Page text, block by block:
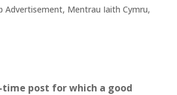
Advertisement, Mentrau Iaith Cymru,
time post for which a good